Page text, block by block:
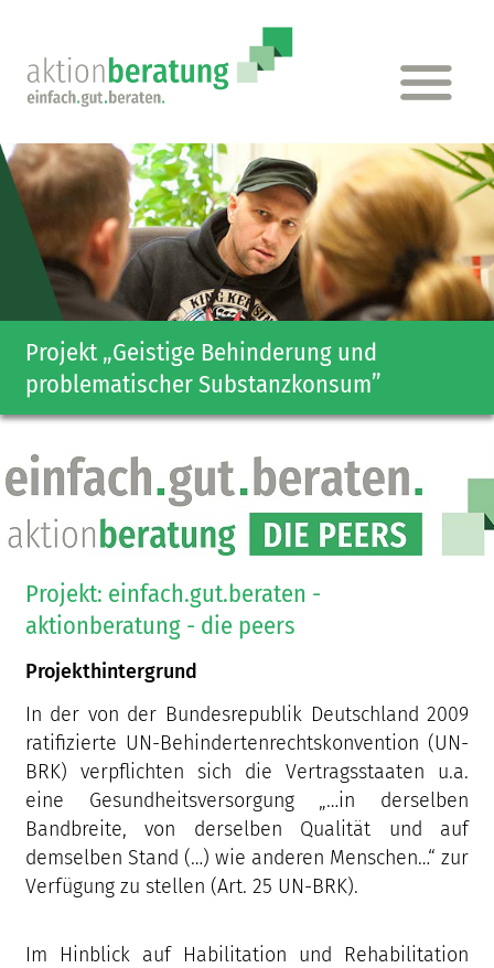
Projekt „Geistige Behinderung und
problematischer Substanz­konsum”
Projekt: einfach.gut.beraten -
aktionberatung - die peers
Projekthintergrund
In der von der Bundesrepublik Deutschland 2009
ratifizierte UN-Behindertenrechtskonvention (UN-
BRK) verpflichten sich die Vertragsstaaten u.a.
eine Gesundheitsversorgung „…in derselben
Bandbreite, von derselben Qualität und auf
demselben Stand (…) wie anderen Menschen…“ zur
Verfügung zu stellen (Art. 25 UN-BRK).
Im Hinblick auf Habilitation und Rehabilitation